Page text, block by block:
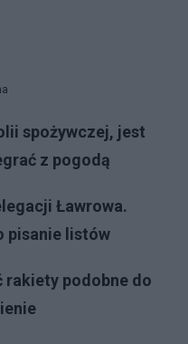
spożywczej, jest
z pogodą
Ławrowa.
pisanie listów
rakiety podobne do